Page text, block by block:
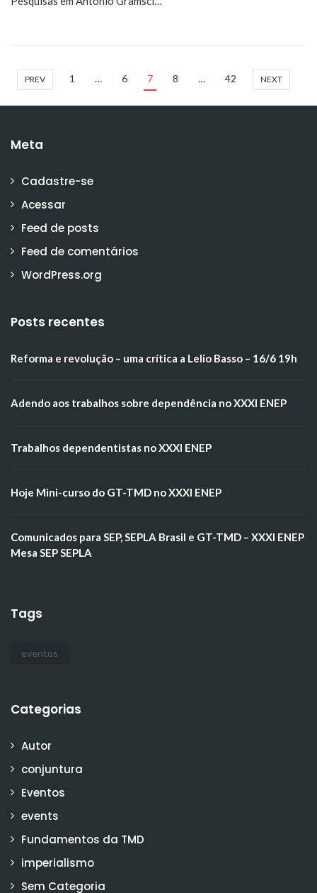
PREV 1 … 6 7 8 … 42 NEXT
Meta
Cadastre-se
Acessar
Feed de posts
Feed de comentários
WordPress.org
Posts recentes
Reforma e revolução – uma crítica a Lelio Basso – 16/6 19h
Adendo aos trabalhos sobre dependência no XXXI ENEP
Trabalhos dependentistas no XXXI ENEP
Hoje Mini-curso do GT-TMD no XXXI ENEP
Comunicados para SEP, SEPLA Brasil e GT-TMD – XXXI ENEP
Mesa SEP SEPLA
Tags
eventos
Categorias
Autor
conjuntura
Eventos
events
Fundamentos da TMD
imperialismo
Sem Categoria